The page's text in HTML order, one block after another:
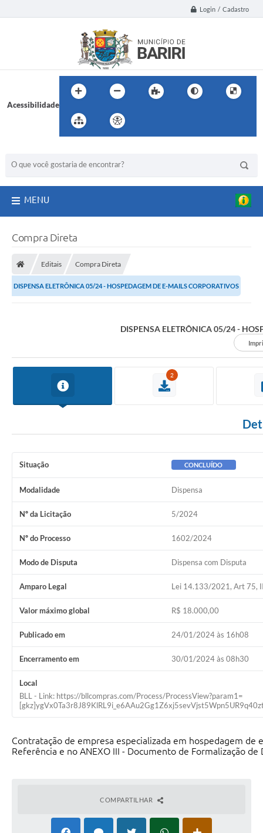
Login / Cadastro
Acessibilidade
MENU
Compra Direta
Editais Compra Direta
DISPENSA ELETRÔNICA 05/24 - HOSPEDAGEM DE E-MAILS CORPORATIVOS
DISPENSA ELETRÔNICA 05/24 -
2
Situação CONCLUÍDO
Modalidade Dispensa
Nº da Licitação 5/2024
Nº do Processo 1602/2024
Modo de Disputa Dispensa com Disputa
Amparo Legal Lei 14.133/2021, Art 75,
Valor máximo global R$ 18.000,00
Publicado em 24/01/2024 às 16h08
Encerramento em 30/01/2024 às 08h30
Local
BLL - Link: https://bllcompras.com/Process/ProcessView?param1=
Contratação de empresa especializada em hospedagem
Referência e no ANEXO III - Documento de Formalização de
COMPARTILHAR